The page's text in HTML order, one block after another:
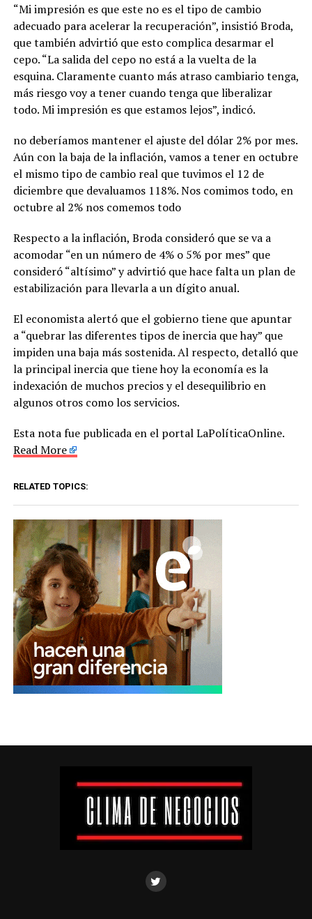
“Mi impresión es que este no es el tipo de cambio
adecuado para acelerar la recuperación”, insistió Broda,
que también advirtió que esto complica desarmar el
cepo. “La salida del cepo no está a la vuelta de la
esquina. Claramente cuanto más atraso cambiario tenga,
más riesgo voy a tener cuando tenga que liberalizar
todo. Mi impresión es que estamos lejos”, indicó.
no deberíamos mantener el ajuste del dólar 2% por mes.
Aún con la baja de la inflación, vamos a tener en octubre
el mismo tipo de cambio real que tuvimos el 12 de
diciembre que devaluamos 118%. Nos comimos todo, en
octubre al 2% nos comemos todo
Respecto a la inflación, Broda consideró que se va a
acomodar “en un número de 4% o 5% por mes” que
consideró “altísimo” y advirtió que hace falta un plan de
estabilización para llevarla a un dígito anual.
El economista alertó que el gobierno tiene que apuntar
a “quebrar las diferentes tipos de inercia que hay” que
impiden una baja más sostenida. Al respecto, detalló que
la principal inercia que tiene hoy la economía es la
indexación de muchos precios y el desequilibrio en
algunos otros como los servicios.
Esta nota fue publicada en el portal LaPolíticaOnline.
Read More
RELATED TOPICS: